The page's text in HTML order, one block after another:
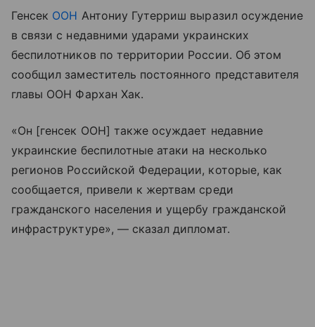
Генсек ООН Антониу Гутерриш выразил осуждение
в связи с недавними ударами украинских
беспилотников по территории России. Об этом
сообщил заместитель постоянного представителя
главы ООН Фархан Хак.
«Он [генсек ООН] также осуждает недавние
украинские беспилотные атаки на несколько
регионов Российской Федерации, которые, как
сообщается, привели к жертвам среди
гражданского населения и ущербу гражданской
инфраструктуре», — сказал дипломат.